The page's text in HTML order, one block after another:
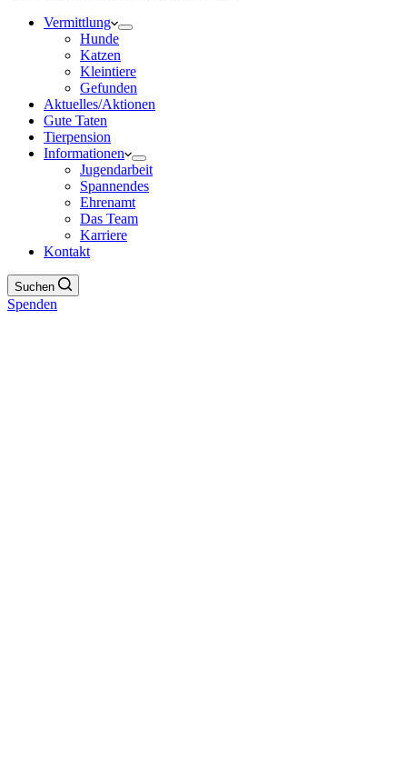
Vermittlung
Hunde
Katzen
Kleintiere
Gefunden
Aktuelles/Aktionen
Gute Taten
Tierpension
Informationen
Jugendarbeit
Spannendes
Ehrenamt
Das Team
Karriere
Kontakt
Suchen
Spenden